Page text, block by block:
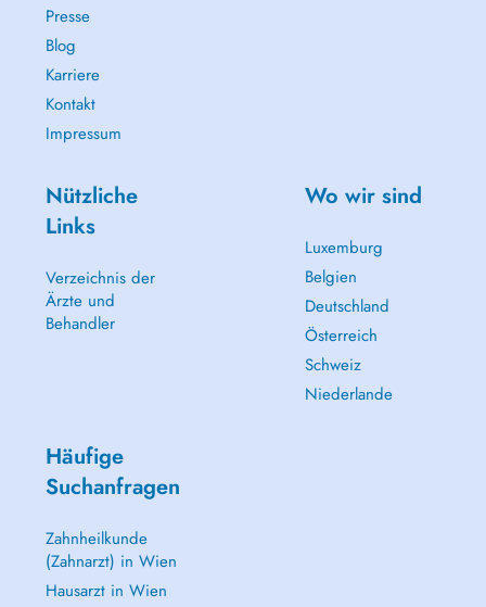
Presse
Blog
Karriere
Kontakt
Impressum
Nützliche
Links
Verzeichnis der
Ärzte und
Behandler
Wo wir sind
Luxemburg
Belgien
Deutschland
Österreich
Schweiz
Niederlande
Häufige
Suchanfragen
Zahnheilkunde
(Zahnarzt) in Wien
Hausarzt in Wien